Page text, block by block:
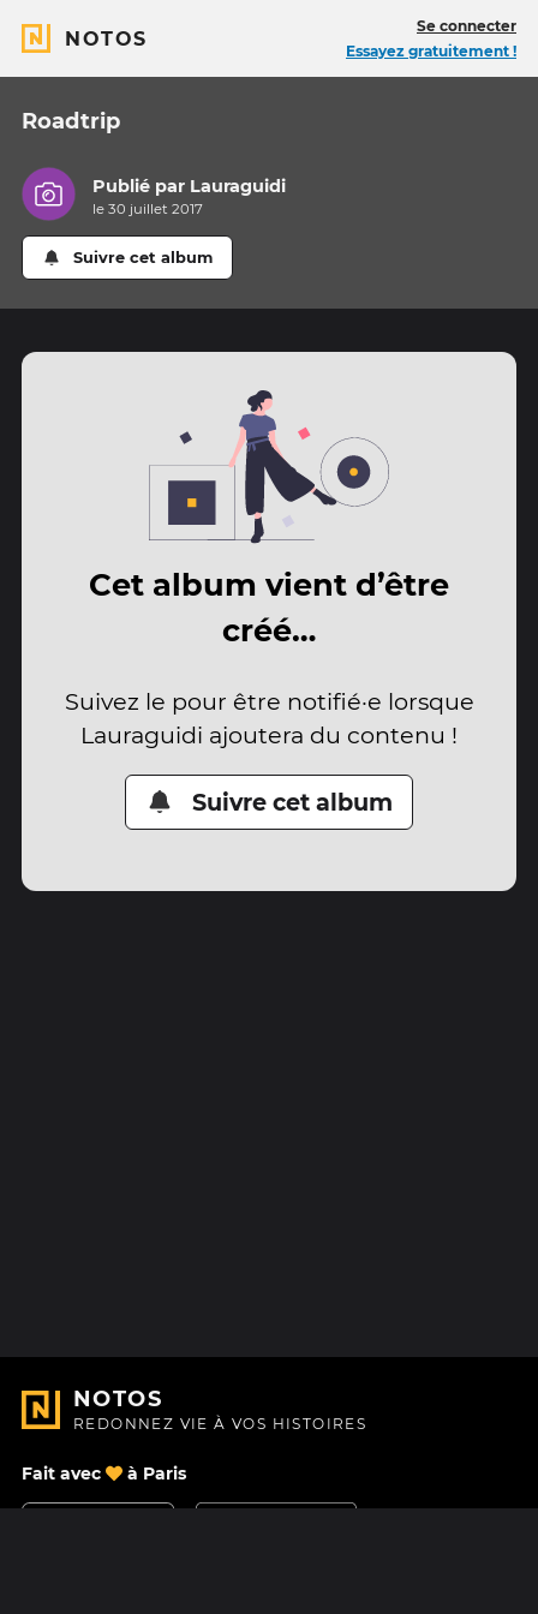
NOTOS
Se connecter
Essayez gratuitement !
Roadtrip
Publié par Lauraguidi
le 30 juillet 2017
Suivre cet album
Cet album vient d’être
créé…
Suivez le pour être notifié·e lorsque
Lauraguidi ajoutera du contenu !
Suivre cet album
NOTOS
REDONNEZ VIE À VOS HISTOIRES
Fait avec à Paris